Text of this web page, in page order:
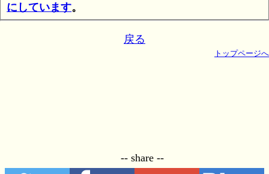
にしています。
戻る
トップページへ
-- share --